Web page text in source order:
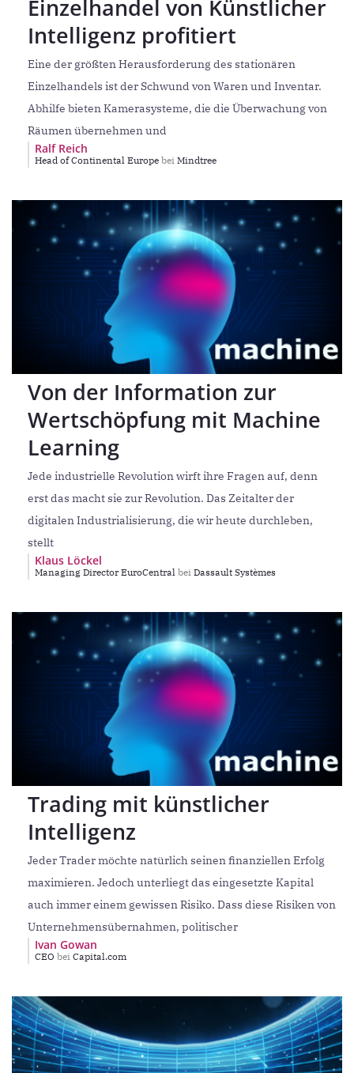
Einzelhandel von Künstlicher
Intelligenz profitiert
Eine der größten Herausforderung des stationären
Einzelhandels ist der Schwund von Waren und Inventar.
Abhilfe bieten Kamerasysteme, die die Überwachung von
Räumen übernehmen und
Ralf Reich
Head of Continental Europe bei Mindtree
Von der Information zur
Wertschöpfung mit Machine
Learning
Jede industrielle Revolution wirft ihre Fragen auf, denn
erst das macht sie zur Revolution. Das Zeitalter der
digitalen Industrialisierung, die wir heute durchleben,
stellt
Klaus Löckel
Managing Director EuroCentral bei Dassault Systèmes
Trading mit künstlicher
Intelligenz
Jeder Trader möchte natürlich seinen finanziellen Erfolg
maximieren. Jedoch unterliegt das eingesetzte Kapital
auch immer einem gewissen Risiko. Dass diese Risiken von
Unternehmensübernahmen, politischer
Ivan Gowan
CEO bei Capital.com